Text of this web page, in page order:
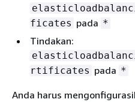
ficates pada *
Tindakan:
rtificates pada *
Anda harus